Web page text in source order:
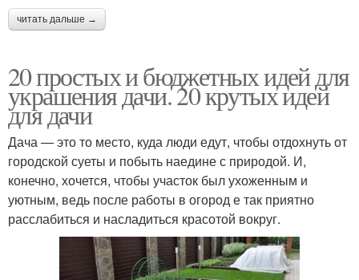
читать дальше →
20 простых и бюджетных идей для
украшения дачи. 20 крутых идей
для дачи
Дача — это то место, куда люди едут, чтобы отдохнуть от
городской суеты и побыть наедине с природой. И,
конечно, хочется, чтобы участок был ухоженным и
уютным, ведь после работы в огород е так приятно
расслабиться и насладиться красотой вокруг.